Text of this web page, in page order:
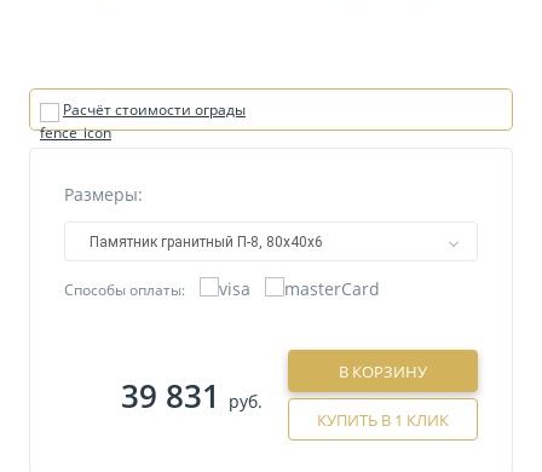
Расчёт стоимости ограды
Размеры:
Памятник гранитный П-8, 80х40х6
Способы оплаты:
39 831 руб.
В КОРЗИНУ
КУПИТЬ В 1 КЛИК